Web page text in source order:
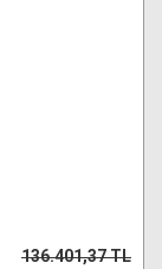
136.401,37 TL